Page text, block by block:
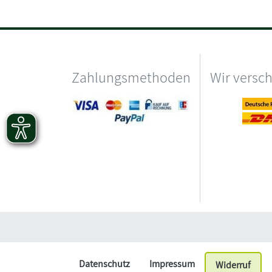
Zahlungsmethoden Wir
Datenschutz Impressum Widerruf